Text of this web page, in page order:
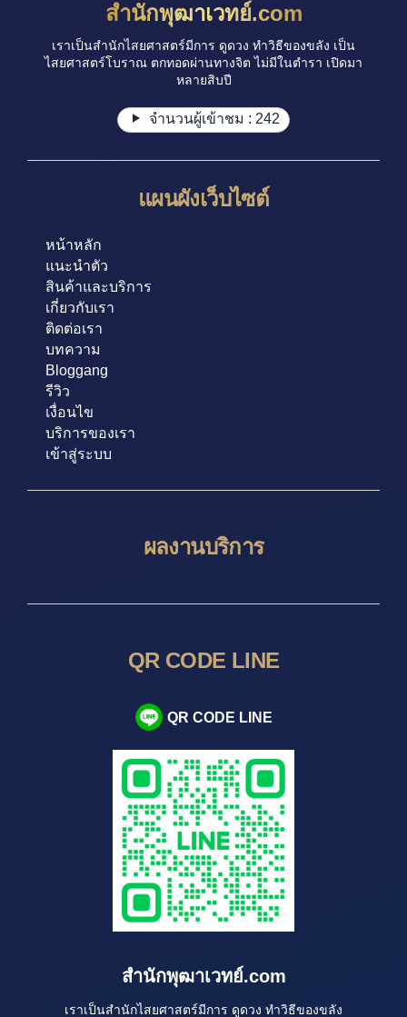
สำนักพุฒาเวทย์.com
เราเป็นสำนักไสยศาสตร์มีการ ดูดวง ทำวิธีของขลัง เป็น
ไสยศาสตร์โบราณ ตกทอดผ่านทางจิต ไม่มีในตำรา เปิดมา
หลายสิบปี
จำนวนผู้เข้าชม : 242
แผนผังเว็บไซต์
หน้าหลัก
แนะนำตัว
สินค้าและบริการ
เกี่ยวกับเรา
ติดต่อเรา
บทความ
Bloggang
รีวิว
เงื่อนไข
บริการของเรา
เข้าสู่ระบบ
ผลงานบริการ
QR CODE LINE
QR CODE LINE
สำนักพุฒาเวทย์.com
เราเป็นสำนักไสยศาสตร์มีการ ดูดวง ทำวิธีของขลัง